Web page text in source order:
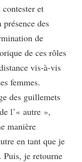
et
des
de
de ces rôles
vis-à-vis
femmes.
des guillemets
l’« autre »,
manière
en tant que je
Puis, je retourne